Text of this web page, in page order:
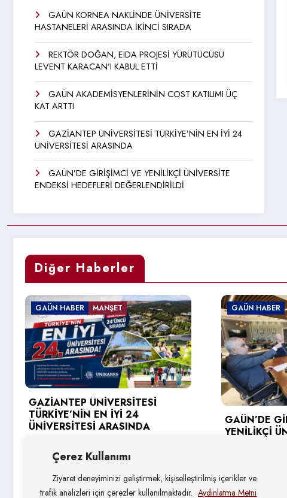
Çerez Kullanımı
Ziyaret deneyiminizi geliştirmek, kişiselleştirilmiş içerikler ve
trafik analizleri için çerezler kullanılmaktadır. Aydınlatma Metni
GAÜN KORNEA NAKLİNDE ÜNİVERSİTE
HASTANELERİ ARASINDA İKİNCİ SIRADA
REKTÖR DOĞAN, EIDA PROJESİ YÜRÜTÜCÜSÜ
LEVENT KARACAN’I KABUL ETTİ
GAÜN AKADEMİSYENLERİNİN COST KATILIMI ÜÇ
KAT ARTTI
GAZİANTEP ÜNİVERSİTESİ TÜRKİYE’NİN EN İYİ 24
ÜNİVERSİTESİ ARASINDA
GAÜN’DE GİRİŞİMCİ VE YENİLİKÇİ ÜNİVERSİTE
ENDEKSİ HEDEFLERİ DEĞERLENDİRİLDİ
Diğer Haberler
GAÜN HABER
GAÜN’DE GİRİŞİMCİ VE
YENİLİKÇİ ÜNİVERSİTE ENDEKSİ
4 Ağustos 2026